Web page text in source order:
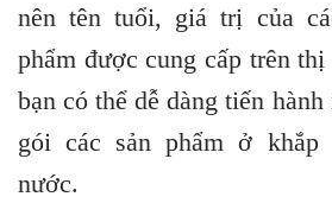
nên tên tuổi, giá trị của
phẩm được cung cấp trên
bạn có thể dễ dàng tiến
gói các sản phẩm ở
nước.